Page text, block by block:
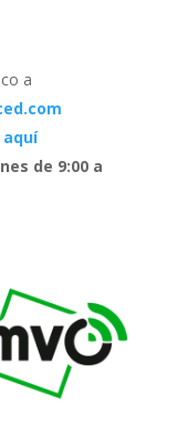
a
aquí
de 9:00 a